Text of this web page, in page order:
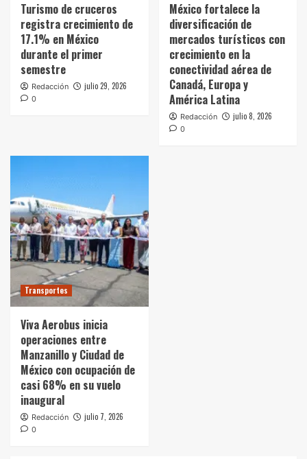
Turismo de cruceros
registra crecimiento de
17.1% en México
durante el primer
semestre
Redacción julio 29, 2026
0
México fortalece la
diversificación de
mercados turísticos con
crecimiento en la
conectividad aérea de
Canadá, Europa y
América Latina
Redacción julio 8, 2026
0
Transportes
Viva Aerobus inicia
operaciones entre
Manzanillo y Ciudad de
México con ocupación de
casi 68% en su vuelo
inaugural
Redacción julio 7, 2026
0